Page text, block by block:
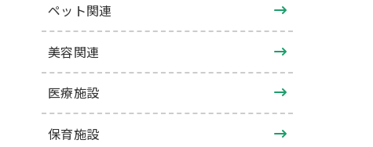
ペット関連
美容関連
医療施設
保育施設